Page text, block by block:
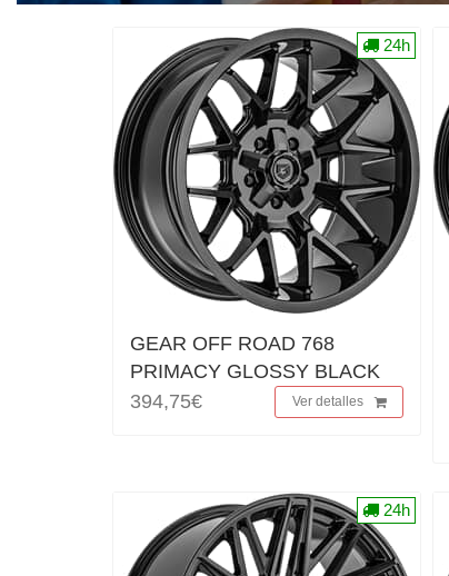
GEAR OFF ROAD 768
PRIMACY GLOSSY BLACK
394,75€
Ver detalles
24h
24h